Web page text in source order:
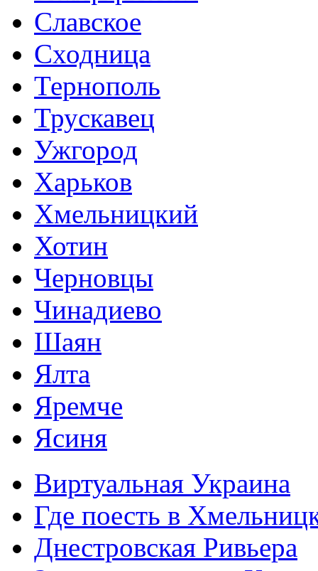
Славское
Сходница
Тернополь
Трускавец
Ужгород
Харьков
Хмельницкий
Хотин
Черновцы
Чинадиево
Шаян
Ялта
Яремче
Ясиня
Виртуальная Украина
Где поесть в
Днестровская Ривьера